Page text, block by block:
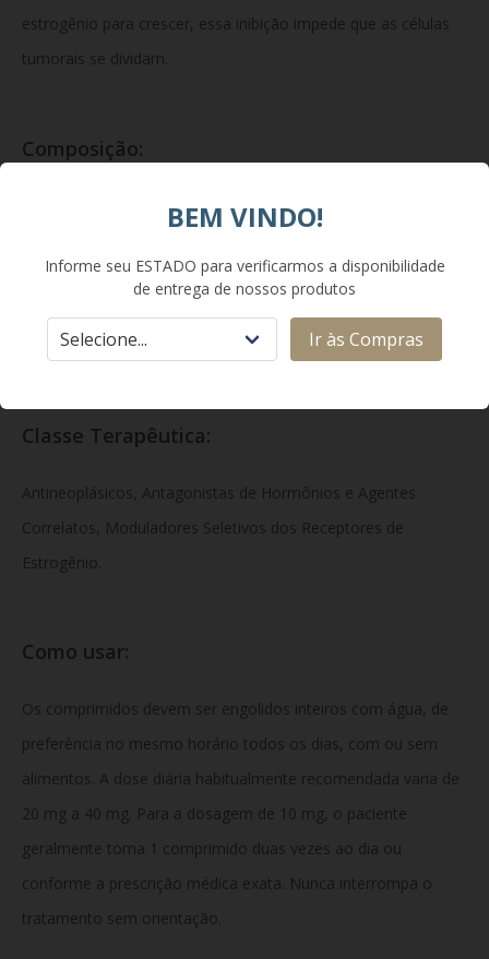
estrogênio para crescer, essa inibição impede que as células
tumorais se dividam.
Composição:
Cada comprimido revestido contém 15,2 mg de citrato de
Excipientes comuns: lactose monoidratada, amido, povidona,
titânio.
Classe Terapêutica:
Antineoplásicos, Antagonistas de Hormônios e Agentes
Correlatos, Moduladores Seletivos dos Receptores de
Estrogênio.
Como usar:
Os comprimidos devem ser engolidos inteiros com água, de
preferência no mesmo horário todos os dias, com ou sem
alimentos. A dose diária habitualmente recomendada varia de
20 mg a 40 mg. Para a dosagem de 10 mg, o paciente
geralmente toma 1 comprimido duas vezes ao dia ou
conforme a prescrição médica exata. Nunca interrompa o
tratamento sem orientação.
BEM VINDO!
Informe seu ESTADO para verificarmos a disponibilidade
de entrega de nossos produtos
Ir às Compras